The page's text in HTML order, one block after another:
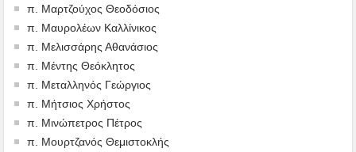
π. Μαρτζούχος Θεοδόσιος
π. Μαυρολέων Καλλίνικος
π. Μελισσάρης Αθανάσιος
π. Μέντης Θεόκλητος
π. Μεταλληνός Γεώργιος
π. Μήτσιος Χρήστος
π. Μινώπετρος Πέτρος
π. Μουρτζανός Θεμιστοκλής